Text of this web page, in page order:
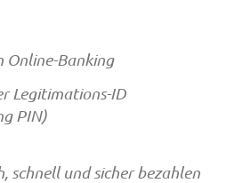
Online-Banking
Legitimations-ID
PIN)
schnell und sicher bezahlen